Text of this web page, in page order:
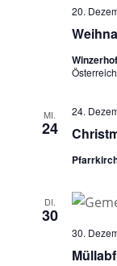
20.
Österreich
MI.
24
24.
DI.
30
30.